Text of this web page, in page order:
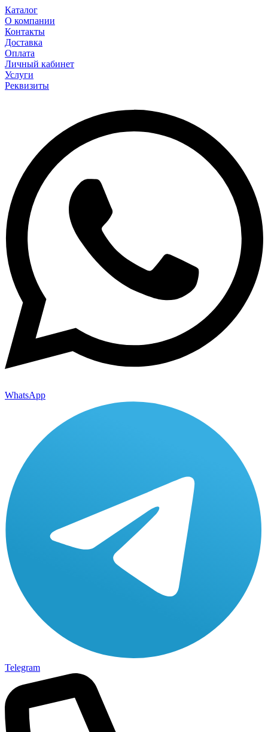
Каталог
О компании
Контакты
Доставка
Оплата
Личный кабинет
Услуги
Реквизиты
WhatsApp
Telegram